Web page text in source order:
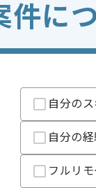
フレームワーク
担当領域/システム
件に
自分の
自分の
フルリ